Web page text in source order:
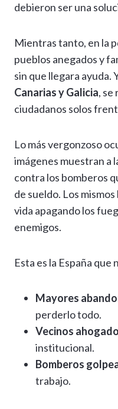
debieron ser una
Mientras tanto, en la
pueblos anegados y
sin que llegara ayuda.
Canarias y Galicia, se
ciudadanos solos
Lo más vergonzoso
imágenes muestran a
contra los bomberos
de sueldo. Los
vida apagando los
enemigos.
Esta es la España que
Mayores
perderlo todo.
Vecinos
institucional.
Bomberos
trabajo.